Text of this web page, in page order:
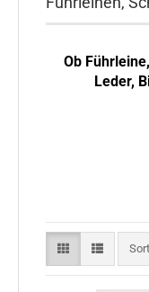
Ob
Leder,